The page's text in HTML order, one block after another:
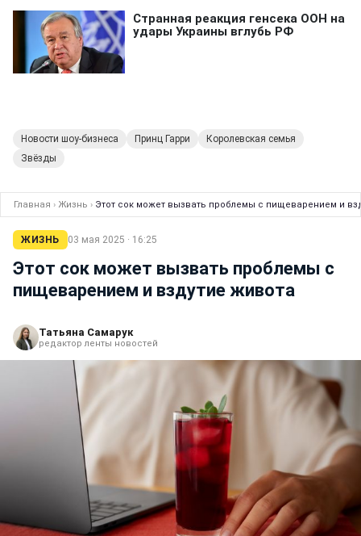
Новости шоу-бизнеса Принц Гарри
Королевская семья
Звёзды
Главная › Жизнь › Этот сок может вызвать проблемы с пищеварением и
ЖИЗНЬ 03 мая 2025 · 16:25
Этот сок может вызвать проблемы с
пищеварением и вздутие живота
Татьяна Самарук
редактор ленты новостей